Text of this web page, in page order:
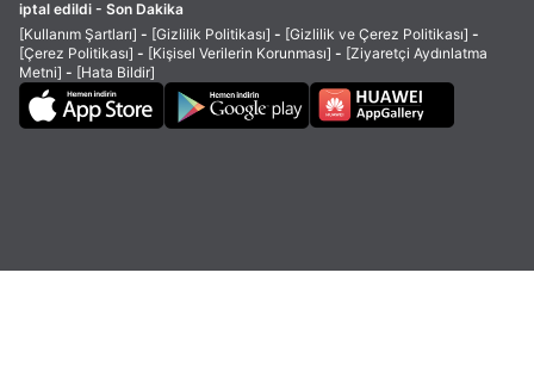
iptal edildi - Son Dakika
[Kullanım Şartları] - [Gizlilik Politikası] - [Gizlilik ve Çerez Politikası] -
[Çerez Politikası] - [Kişisel Verilerin Korunması] - [Ziyaretçi Aydınlatma
Metni] - [Hata Bildir]